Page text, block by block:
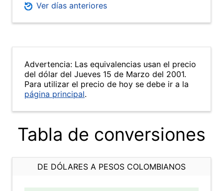
Ver días anteriores
Advertencia: Las equivalencias usan el precio
del dólar del Jueves 15 de Marzo del 2001.
Para utilizar el precio de hoy se debe ir a la
página principal.
Tabla de conversiones
DE DÓLARES A PESOS COLOMBIANOS